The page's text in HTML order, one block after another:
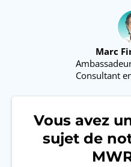
Marc
Consultant
Vous avez
sujet de